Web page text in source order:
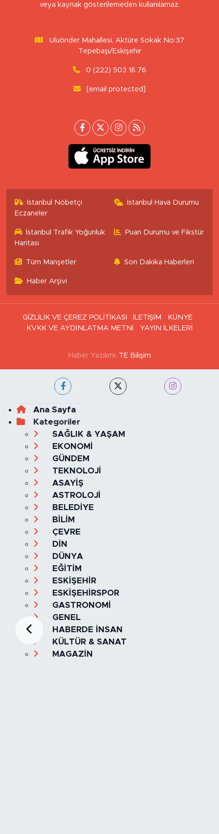
veya kaynak gösterilemeden kullanılamaz.
Uluönder Mahallesi, Aktüre Sokak No:37
Tepebaşı/Eskişehir
0 (222) 503 16 76
[email protected]
İstanbul Nöbetçi
Eczaneler
İstanbul Hava Durumu
İstanbul Trafik Yoğunluk
Haritası
Puan Durumu ve Fikstür
Tüm Manşetler Son Dakika Haberleri
Haber Arşivi
GİZLİLİK VE ÇEREZ POLİTİKASI İLETİŞİM
KÜNYE
KVKK VE AYDINLATMA METNİ
YAYIN İLKELERİ
Haber Yazılımı: TE Bilişim
Ana Sayfa
Kategoriler
SAĞLIK & YAŞAM
EKONOMİ
GÜNDEM
TEKNOLOJİ
ASAYİŞ
ASTROLOJİ
BELEDİYE
BİLİM
ÇEVRE
DİN
DÜNYA
EĞİTİM
ESKİŞEHİR
ESKİŞEHİRSPOR
GASTRONOMİ
GENEL
HABERDE İNSAN
KÜLTÜR & SANAT
MAGAZİN